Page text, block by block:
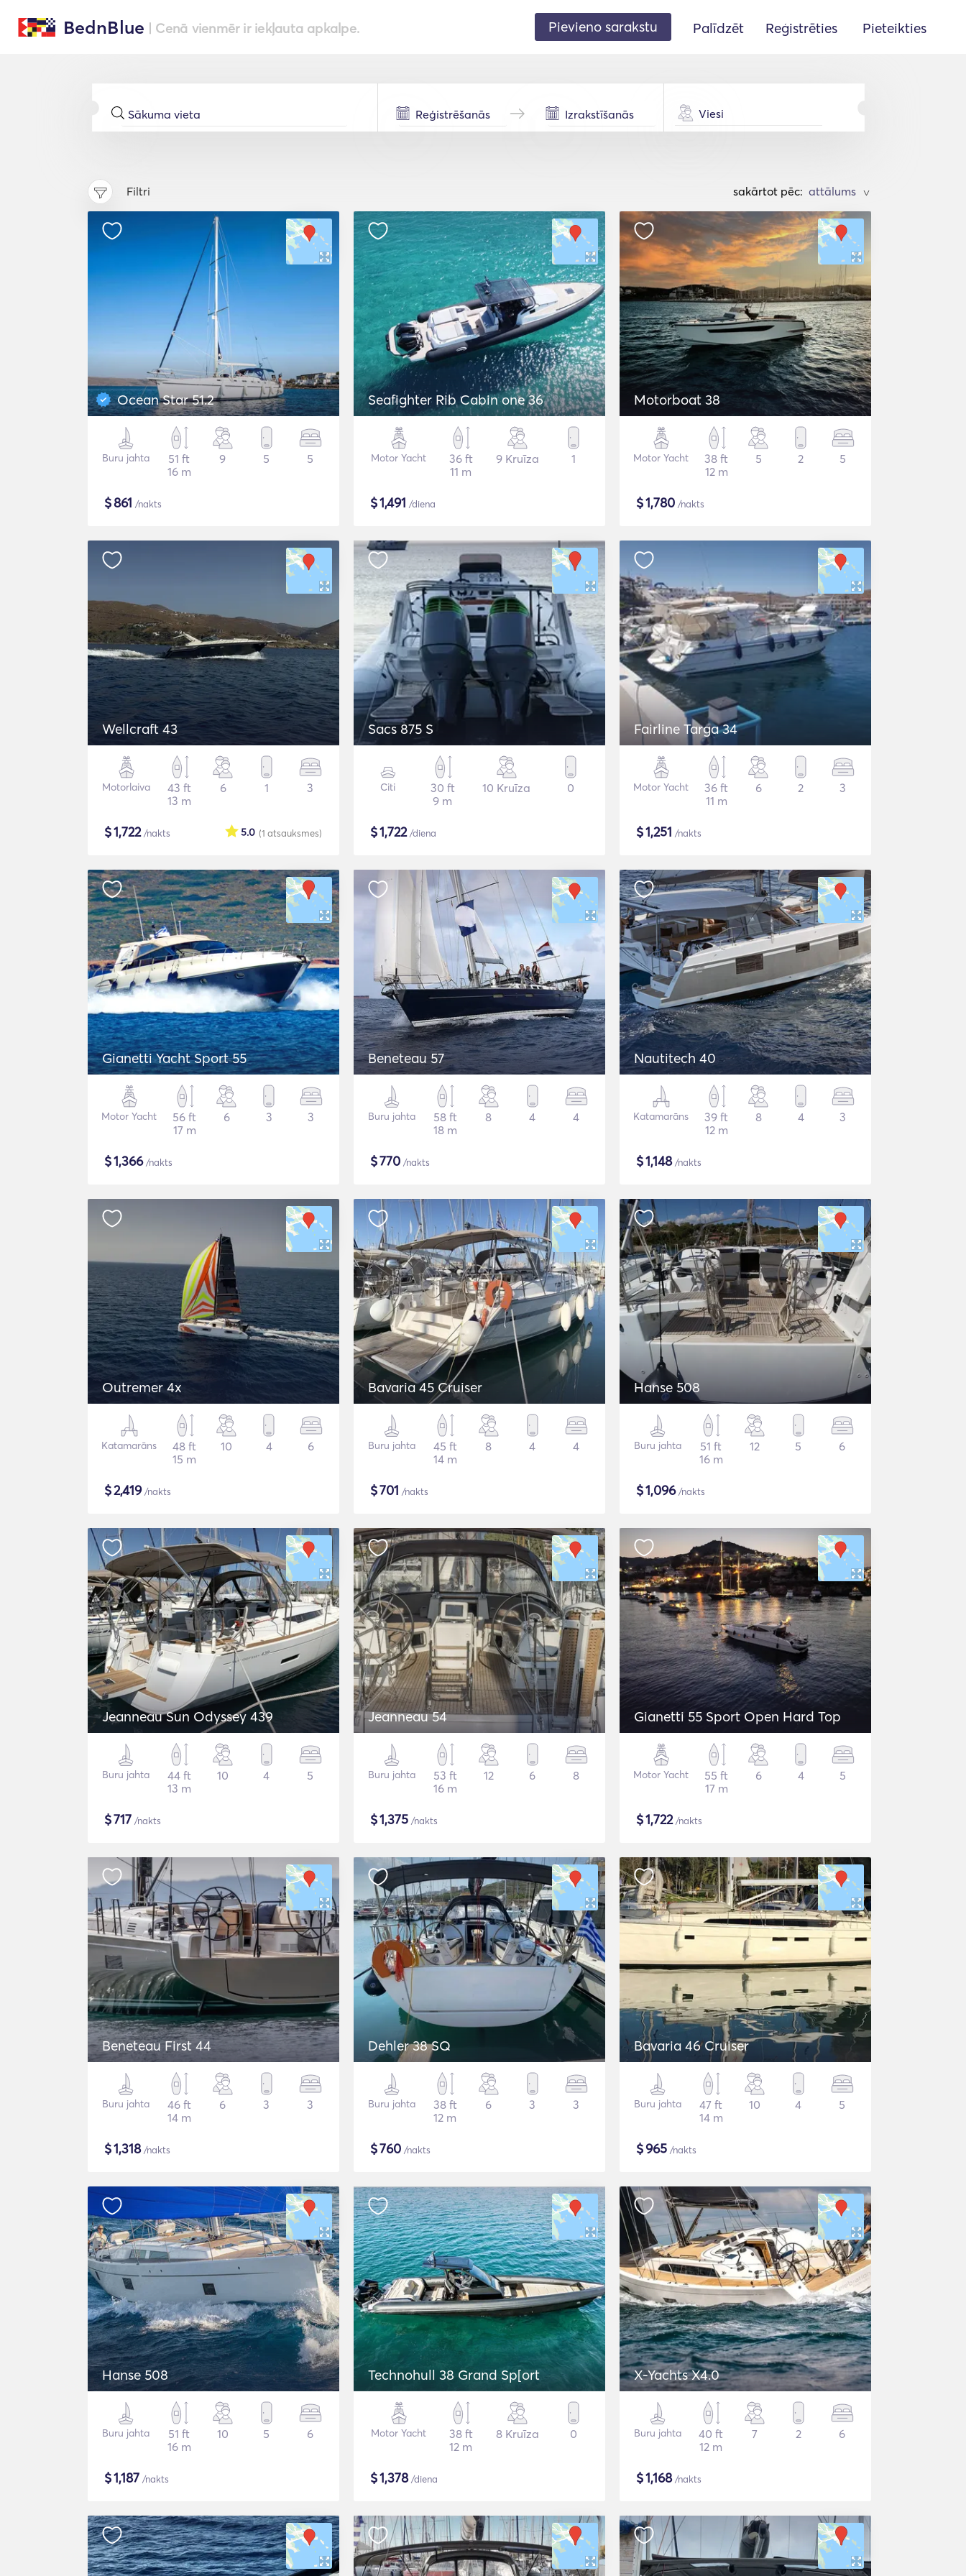
BednBlue | Cenā vienmēr ir iekļauta apkalpe. Pievieno sarakstu Palīdzēt Reģistrēties Pieteikties
Viesi
Filtri sakārtot pēc: >
Ocean Star 51.2
Buru jahta
51 ft
16 m
9 5 5
$861 /nakts
Seafighter Rib Cabin one 36
Motor Yacht
36 ft
11 m
9 Kruīza 1
$1,491 /diena
Motorboat 38
Motor Yacht
38 ft
12 m
5 2 5
$1,780 /nakts
Wellcraft 43
Motorlaiva
43 ft
13 m
6 1 3
$1,722/nakts (1 atsauksmes)
5.0
Sacs 875 S
Citi
30 ft
9 m
10 Kruīza 0
$1,722/diena
Fairline Targa 34
Motor Yacht
36 ft
11 m
6 2 3
$1,251 /nakts
Gianetti Yacht Sport 55
Motor Yacht
56 ft
17 m
6 3 3
$1,366/nakts
Beneteau 57
Buru jahta
58 ft
18 m
8 4 4
$770 /nakts
Nautitech 40
Katamarāns
39 ft
12 m
8 4 3
$1,148/nakts
Outremer 4x
Katamarāns
48 ft
15 m
10 4 6
$2,419/nakts
Bavaria 45 Cruiser
Buru jahta
45 ft
14 m
8 4 4
$701 /nakts
Hanse 508
Buru jahta
51 ft
16 m
12 5 6
$1,096/nakts
Jeanneau Sun Odyssey 439
Buru jahta
44 ft
13 m
10 4 5
$717 /nakts
Jeanneau 54
Buru jahta
53 ft
16 m
12 6 8
$1,375 /nakts
Gianetti 55 Sport Open Hard Top
Motor Yacht
55 ft
17 m
6 4 5
$1,722/nakts
Beneteau First 44
Buru jahta
46 ft
14 m
6 3 3
$1,318/nakts
Dehler 38 SQ
Buru jahta
38 ft
12 m
6 3 3
$760 /nakts
Bavaria 46 Cruiser
Buru jahta
47 ft
14 m
10 4 5
$965 /nakts
Hanse 508
Buru jahta
51 ft
16 m
10 5 6
$1,187 /nakts
Technohull 38 Grand Sp[ort
Motor Yacht
38 ft
12 m
8 Kruīza 0
$1,378/diena
X-Yachts X4.0
Buru jahta
40 ft
12 m
7 2 6
$1,168/nakts